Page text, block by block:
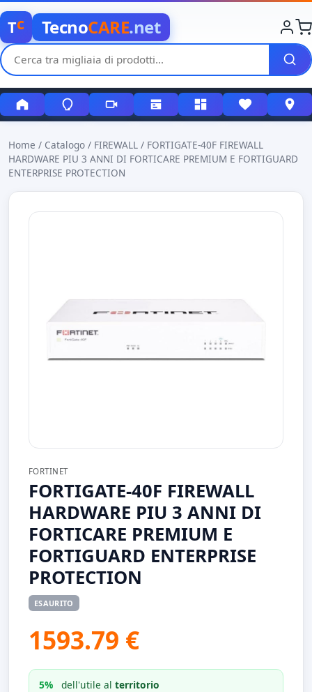
Tc TecnoCARE.net
Home / Catalogo / FIREWALL / FORTIGATE-40F FIREWALL
HARDWARE PIU 3 ANNI DI FORTICARE PREMIUM E FORTIGUARD
ENTERPRISE PROTECTION
FORTINET
FORTIGATE-40F FIREWALL
HARDWARE PIU 3 ANNI DI
FORTICARE PREMIUM E
FORTIGUARD ENTERPRISE
PROTECTION
ESAURITO
1593.79 €
5% dell'utile alterritorio